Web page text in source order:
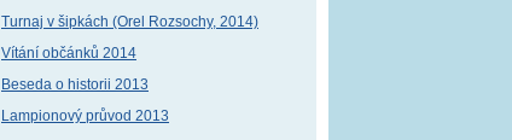
Turnaj v šipkách (Orel Rozsochy, 2014)
Vítání občánků 2014
Beseda o historii 2013
Lampionový průvod 2013